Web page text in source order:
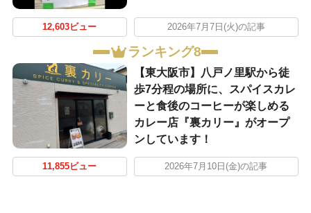
12,603ビュー 2026年7月7日(火)の記事
ランキング8
【東大阪市】八戸ノ里駅から徒
歩7分程の場所に、スパイスカレ
ーと食後のコーヒーが楽しめる
カレー店『裏カリー』がオープ
ンしています！
11,855ビュー 2026年7月10日(金)の記事